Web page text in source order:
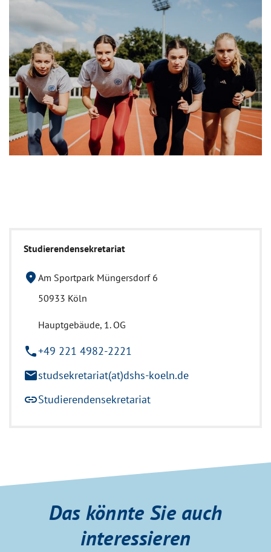
Studierendensekretariat
location_on Am Sportpark Müngersdorf 6
50933 Köln
Hauptgebäude, 1. OG
phone+49 221 4982-2221
mailstudsekretariat(at)dshs-koeln.de
linkStudierendensekretariat
Das könnte Sie auch
interessieren